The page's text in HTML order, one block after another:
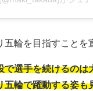
輪を目指すことを
で選手を続けるのは
五輪で躍動する姿も